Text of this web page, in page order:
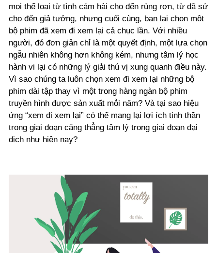
mọi thể loại từ tình cảm hài cho đến rùng rợn, từ dã sử
cho đến giả tưởng, nhưng cuối cùng, bạn lại chọn một
bộ phim đã xem đi xem lại cả chục lần. Với nhiều
người, đó đơn giản chỉ là một quyết định, một lựa chọn
ngẫu nhiên không hơn không kém, nhưng tâm lý học
hành vi lại có những lý giải thú vị xung quanh điều này.
Vì sao chúng ta luôn chọn xem đi xem lại những bộ
phim dài tập thay vì một trong hàng ngàn bộ phim
truyền hình được sản xuất mỗi năm? Và tại sao hiệu
ứng “xem đi xem lại” có thể mang lại lợi ích tinh thần
trong giai đoạn căng thẳng tâm lý trong giai đoạn đại
dịch như hiện nay?